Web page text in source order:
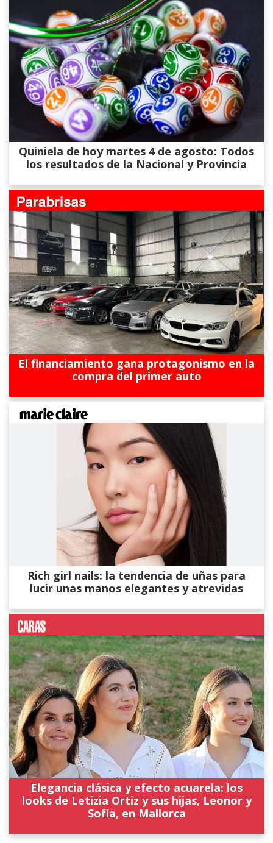
Quiniela de hoy martes 4 de agosto: Todos
los resultados de la Nacional y Provincia
El financiamiento gana protagonismo en la
compra del primer auto
Rich girl nails: la tendencia de uñas para
lucir unas manos elegantes y atrevidas
Elegancia clásica y efecto acuarela: los
looks de Letizia Ortiz y sus hijas, Leonor y
Sofía, en Mallorca